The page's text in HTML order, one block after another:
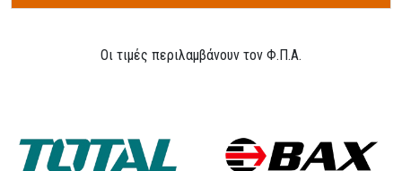
Οι τιμές περιλαμβάνουν τον Φ.Π.Α.